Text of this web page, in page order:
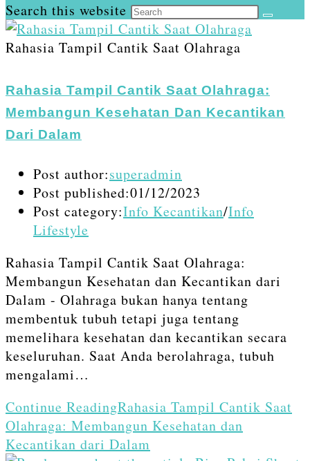
Search this website
Rahasia Tampil Cantik Saat Olahraga
Rahasia Tampil Cantik Saat Olahraga:
Membangun Kesehatan Dan Kecantikan
Dari Dalam
Post author:superadmin
Post published:01/12/2023
Post category:Info Kecantikan/Info
Lifestyle
Rahasia Tampil Cantik Saat Olahraga:
Membangun Kesehatan dan Kecantikan dari
Dalam - Olahraga bukan hanya tentang
membentuk tubuh tetapi juga tentang
memelihara kesehatan dan kecantikan secara
keseluruhan. Saat Anda berolahraga, tubuh
mengalami…
Continue ReadingRahasia Tampil Cantik Saat
Olahraga: Membangun Kesehatan dan
Kecantikan dari Dalam